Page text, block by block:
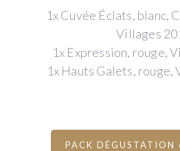
1x Cuvée Éclats, blanc,
Villages
1x Expression, rouge,
1x Hauts Galets, rouge,
PACK DÉGUSTATION